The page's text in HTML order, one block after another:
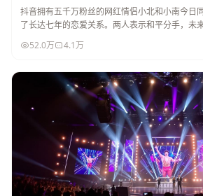
抖音拥有五千万粉丝的网红情侣小北和小南今日
了长达七年的恋爱关系。两人表示和平分手，未
52.0万 4.1万